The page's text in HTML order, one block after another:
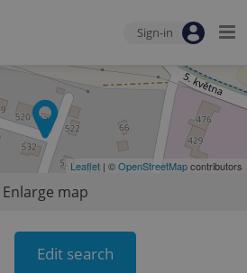
Sign-in
Leaflet | ©OpenStreetMapcontributors
Enlarge map
Edit search